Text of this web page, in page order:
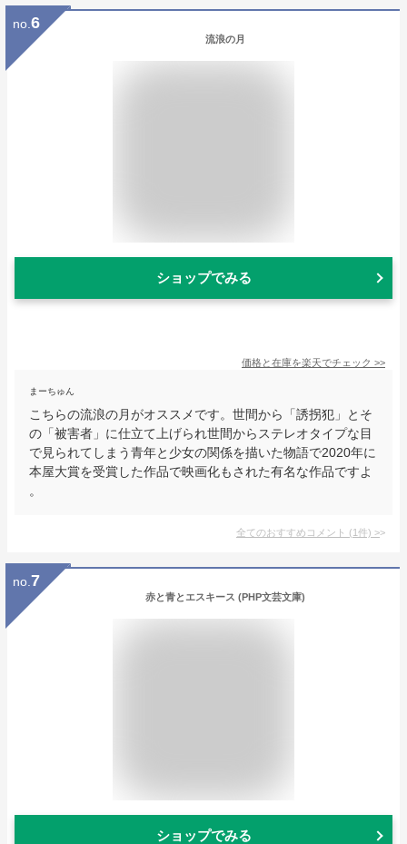
no. 6
流浪の月
ショップでみる
価格と在庫を楽天でチェック >>
まーちゅん
こちらの流浪の月がオススメです。世間から「誘拐犯」とそ
の「被害者」に仕立て上げられ世間からステレオタイプな目
で見られてしまう青年と少女の関係を描いた物語で2020年に
本屋大賞を受賞した作品で映画化もされた有名な作品ですよ
。
全てのおすすめコメント (1件) >
no. 7
赤と青とエスキース (PHP文芸文庫)
ショップでみる